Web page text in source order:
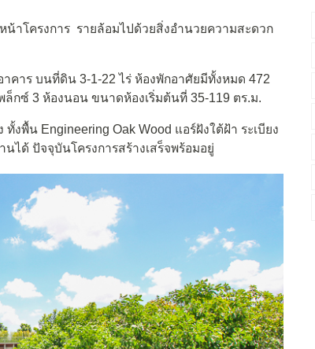
าโครงการ รายล้อมไปด้วยสิ่งอำนวยความสะดวก
คาร บนที่ดิน 3-1-22 ไร่ ห้องพักอาศัยมีทั้งหมด 472
กซ์ 3 ห้องนอน ขนาดห้องเริ่มต้นที่ 35-119 ตร.ม.
งพื้น Engineering Oak Wood แอร์ฝังใต้ฝ้า ระเบียง
ได้ ปัจจุบันโครงการสร้างเสร็จพร้อมอยู่